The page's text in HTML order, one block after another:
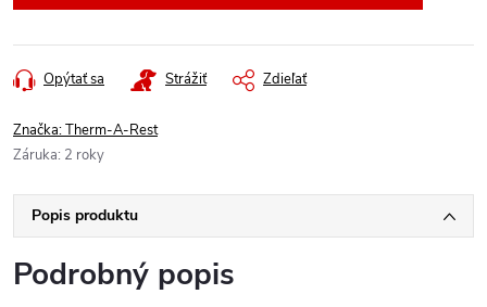
Opýtať sa Strážiť Zdieľať
Značka:Therm-A-Rest
Záruka: 2 roky
Popis produktu
Podrobný popis